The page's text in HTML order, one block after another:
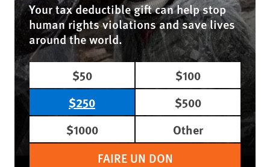
Your tax deductible gift can help stop
human rights violations and save lives
around the world.
$50
$100
$250
$500
$1000
Other
FAIRE UN DON